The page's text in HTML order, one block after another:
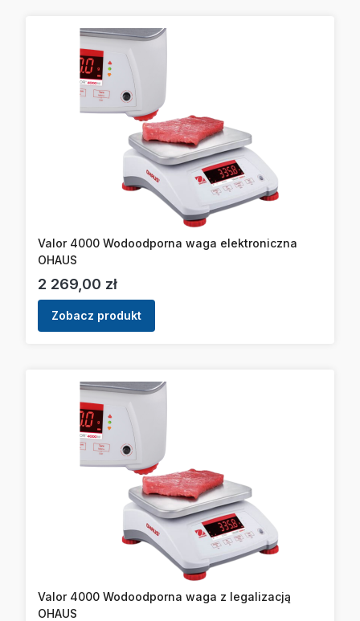
Valor 4000 Wodoodporna waga elektroniczna
OHAUS
Cena
2 269,00 zł
Zobacz produkt
Valor 4000 Wodoodporna waga z legalizacją
OHAUS